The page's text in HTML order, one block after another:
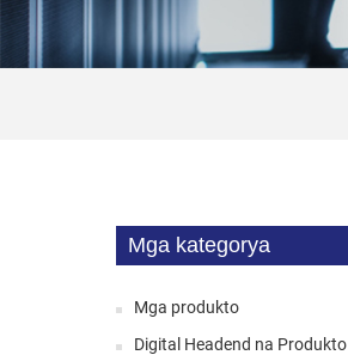
Mga kategorya
Mga produkto
Digital Headend na Produkto